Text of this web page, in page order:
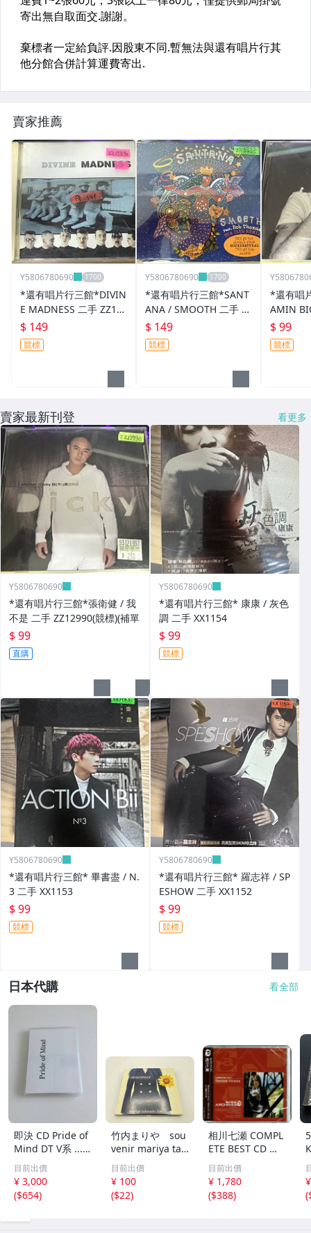
賣家推薦
Y5806780690
*還有唱片行三館*DIVIN
E MADNESS 二手 ZZ17
890(競標)
$ 149
競標
Y5806780690
*還有唱片行三館*SANT
ANA / SMOOTH 二手 Z
Z15833(競標)
$ 149
競標
*還有唱
AMIN
YEYE 二
底破、競
$ 99
競標
賣家最新刊登 看更多
Y5806780690
*還有唱片行三館*張衛健 / 我
不是 二手 ZZ12990(競標)(補單
$ 99
直購
Y5806780690
*還有唱片行三館* 康康 / 灰色
調 二手 XX1154
$ 99
競標
Y5806780690
*還有唱片行三館* 畢書盡 / N.
3 二手 XX1153
$ 99
競標
Y5806780690
*還有唱片行三館* 羅志祥 / SP
ESHOW 二手 XX1152
$ 99
競標
日本代購 看全部
即決 CD Pride of
Mind DT V系 ......
プライド・オブ・
マインド プライ
ドオブマインド
...VV...
目前出價
¥ 3,000
($654)
竹内まりや sou
venir mariya tak
euchi live
目前出價
¥ 100
($22)
相川七瀬 COMPL
ETE BEST CD コ
ンプリートベスト
目前出價
¥ 1,780
($388)
/
(